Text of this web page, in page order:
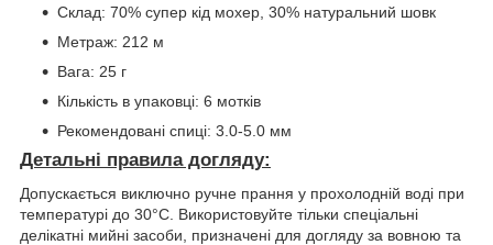
Склад: 70% супер кід мохер, 30% натуральний шовк
Метраж: 212 м
Вага: 25 г
Кількість в упаковці: 6 мотків
Рекомендовані спиці: 3.0-5.0 мм
Детальні правила догляду:
Допускається виключно ручне прання у прохолодній воді при
температурі до 30°C. Використовуйте тільки спеціальні
делікатні мийні засоби, призначені для догляду за вовною та